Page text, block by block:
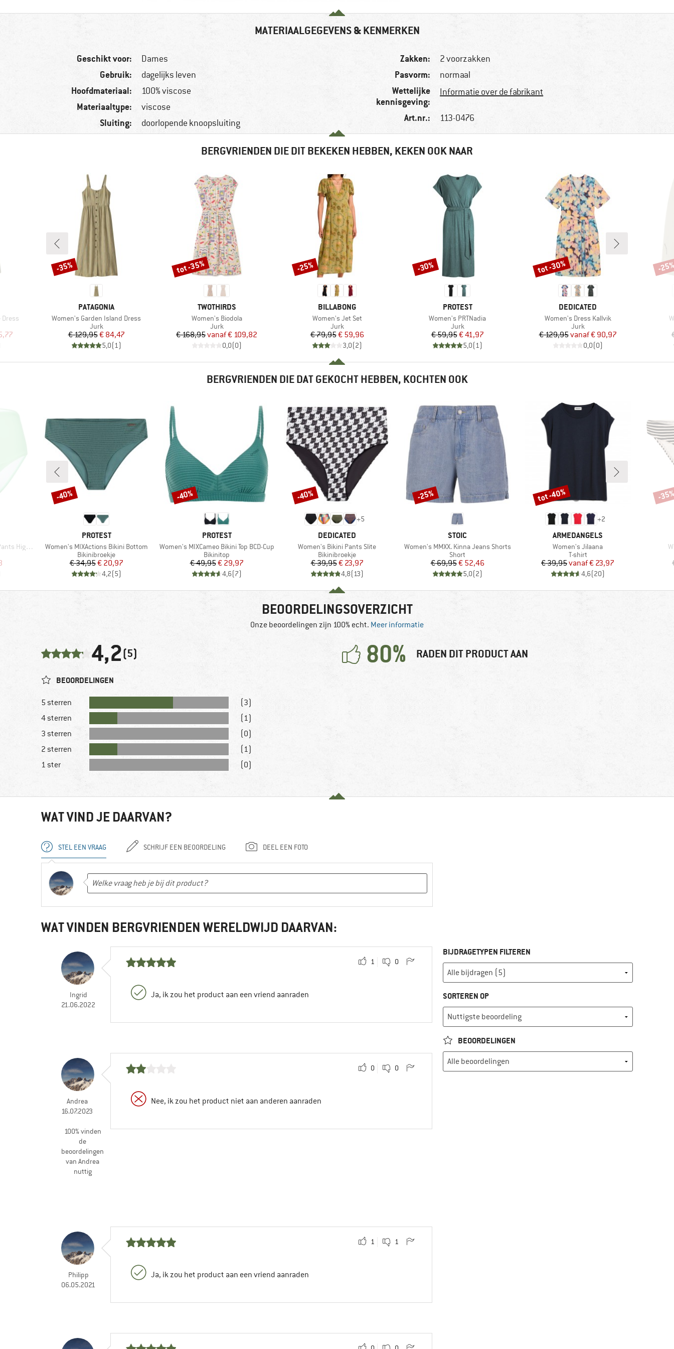
MATERIAALGEGEVENS & KENMERKEN
Geschikt voor: Dames
Gebruik: dagelijks leven
Hoofdmateriaal: 100% viscose
Materiaaltype: viscose
Sluiting: doorlopende knoopsluiting
Zakken: 2 voorzakken
Pasvorm: normaal
Wettelijke
kennisgeving:
Informatie over de fabrikant
Art.nr.: 113-0476
BERGVRIENDEN DIE DIT BEKEKEN HEBBEN, KEKEN OOK NAAR
prijs
MERK
PATAGONIA
Artikel
Women's Garden Island Dress
Productgroep
Jurk
Prijs
€ 129,95Verlaagde prijs
€ 84,47
5,0(1)
Korting
-35%
MERK
TWOTHIRDS
Artikel
Women's Biodola
Productgroep
Jurk
Prijs
€ 168,95 Verlaagde prijs
vanaf€ 109,82
0,0(0)
Korting
tot -35%
MERK
BILLABONG
Artikel
Women's Jet Set
Productgroep
Jurk
Prijs
€ 79,95Verlaagde prijs
€ 59,96
3,0(2)
Korting
-25%
MERK
PROTEST
Artikel
Women's PRTNadia
Productgroep
Jurk
Prijs
€ 59,95Verlaagde prijs
€ 41,97
5,0(1)
Korting
-30%
MERK
DEDICATED
Artikel
Women's Dress Kallvik
Productgroep
Jurk
Prijs
€ 129,95 Verlaagde prijs
vanaf€ 90,97
0,0(0)
Korting
tot -30% -
BERGVRIENDEN DIE DAT GEKOCHT HEBBEN, KOCHTEN OOK
Waist
prijs
MERK
PROTEST
Artikel
Women's MIXActions Bikini Bottom
Productgroep
Bikinibroekje
Prijs
€ 34,95Verlaagde prijs
€ 20,97
4,2(5)
Korting
-40%
MERK
PROTEST
Artikel
Women's MIXCameo Bikini Top BCD-Cup
Productgroep
Bikinitop
Prijs
€ 49,95Verlaagde prijs
€ 29,97
4,6(7)
Korting
-40%
+5
MERK
DEDICATED
Artikel
Women's Bikini Pants Slite
Productgroep
Bikinibroekje
Prijs
€ 39,95Verlaagde prijs
€ 23,97
4,8(13)
Korting
-40%
MERK
STOIC
Artikel
Women's MMXX. Kinna Jeans Shorts
Productgroep
Short
Prijs
€ 69,95Verlaagde prijs
€ 52,46
5,0(2)
Korting
-25%
+2
MERK
ARMEDANGELS
Artikel
Women's Jilaana
Productgroep
T-shirt
Prijs
€ 39,95 Verlaagde prijs
vanaf€ 23,97
4,6(20)
Korting
tot -40% -
BEOORDELINGSOVERZICHT
Onze beoordelingen zijn 100% echt. Meer informatie
4,2(5) 80% RADEN DIT PRODUCT AAN
BEOORDELINGEN
5 sterren
(3)
4 sterren
(1)
3 sterren
(0)
2 sterren
(1)
1 ster
(0)
WAT VIND JE DAARVAN?
STEL EEN VRAAG SCHRIJF EEN BEOORDELING DEEL EEN FOTO
WAT VINDEN BERGVRIENDEN WERELDWIJD DAARVAN:
Ingrid
21.06.2022
1 0
Ja, ik zou het product aan een vriend aanraden
Andrea
16.07.2023
100% vinden
de
beoordelingen
van Andrea
nuttig
0 0
Nee, ik zou het product niet aan anderen aanraden
Philipp
06.05.2021
1 1
Ja, ik zou het product aan een vriend aanraden
BIJDRAGETYPEN FILTEREN
SORTEREN OP
BEOORDELINGEN